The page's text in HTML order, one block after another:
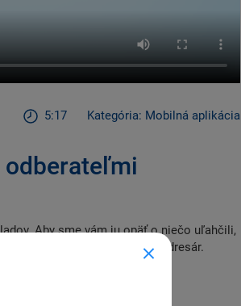
5:17 Kategória: Mobilná aplikácia
odberateľmi
Aby sme vám ju opäť o niečo uľahčili,
na doklad bez väzby na adresár.